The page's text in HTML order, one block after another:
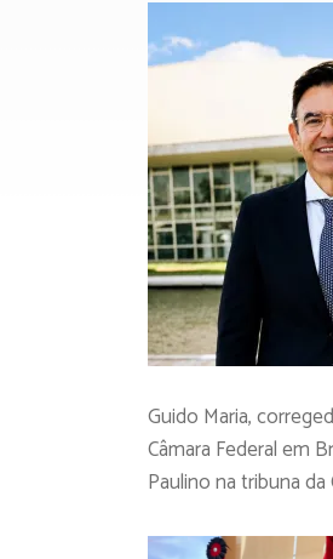
Guido Maria,
Câmara Federal em
Paulino na tribuna da